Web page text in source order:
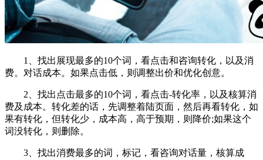
1、找出展现最多的10个词，看点击和咨询转化，以及消
费。对话成本。如果点击低，则调整出价和优化创意。
2、找出点击最多的10个词，看点击-转化率，以及核算消
费及成本。转化差的话，先调整着陆页面，然后再看转化，如
果有转化，但转化少，成本高，高于预期，则降价;如果这个
词没转化，则删除。
3、找出消费最多的词，标记，看咨询对话量，核算成